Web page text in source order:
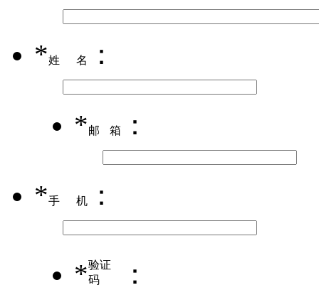
*姓名 ：
*邮箱 ：
*手机 ：
*验证
码
：